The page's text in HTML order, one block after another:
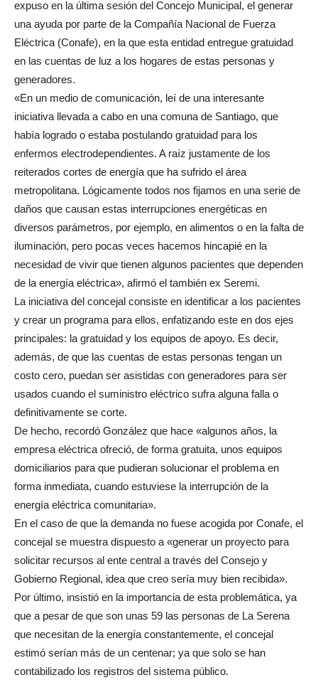
expuso en la última sesión del Concejo Municipal, el generar
una ayuda por parte de la Compañía Nacional de Fuerza
Eléctrica (Conafe), en la que esta entidad entregue gratuidad
en las cuentas de luz a los hogares de estas personas y
generadores.
«En un medio de comunicación, leí de una interesante
iniciativa llevada a cabo en una comuna de Santiago, que
había logrado o estaba postulando gratuidad para los
enfermos electrodependientes. A raíz justamente de los
reiterados cortes de energía que ha sufrido el área
metropolitana. Lógicamente todos nos fijamos en una serie de
daños que causan estas interrupciones energéticas en
diversos parámetros, por ejemplo, en alimentos o en la falta de
iluminación, pero pocas veces hacemos hincapié en la
necesidad de vivir que tienen algunos pacientes que dependen
de la energía eléctrica», afirmó el también ex Seremi.
La iniciativa del concejal consiste en identificar a los pacientes
y crear un programa para ellos, enfatizando este en dos ejes
principales: la gratuidad y los equipos de apoyo. Es decir,
además, de que las cuentas de estas personas tengan un
costo cero, puedan ser asistidas con generadores para ser
usados cuando el suministro eléctrico sufra alguna falla o
definitivamente se corte.
De hecho, recordó González que hace «algunos años, la
empresa eléctrica ofreció, de forma gratuita, unos equipos
domiciliarios para que pudieran solucionar el problema en
forma inmediata, cuando estuviese la interrupción de la
energía eléctrica comunitaria».
En el caso de que la demanda no fuese acogida por Conafe, el
concejal se muestra dispuesto a «generar un proyecto para
solicitar recursos al ente central a través del Consejo y
Gobierno Regional, idea que creo sería muy bien recibida».
Por último, insistió en la importancia de esta problemática, ya
que a pesar de que son unas 59 las personas de La Serena
que necesitan de la energía constantemente, el concejal
estimó serían más de un centenar; ya que solo se han
contabilizado los registros del sistema público.